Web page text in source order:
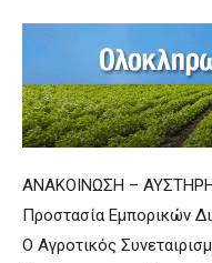
ΑΝΑΚΟΙΝΩΣΗ –
Προστασία Εμπορικών
Ο Αγροτικός